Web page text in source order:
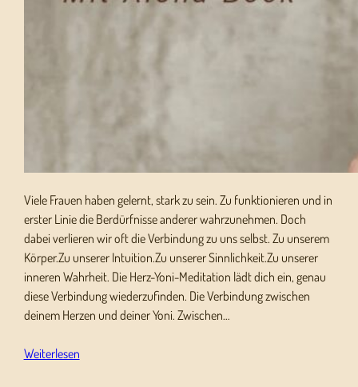
Viele Frauen haben gelernt, stark zu sein. Zu funktionieren und in
erster Linie die Berdürfnisse anderer wahrzunehmen. Doch
dabei verlieren wir oft die Verbindung zu uns selbst. Zu unserem
Körper.Zu unserer Intuition.Zu unserer Sinnlichkeit.Zu unserer
inneren Wahrheit. Die Herz-Yoni-Meditation lädt dich ein, genau
diese Verbindung wiederzufinden. Die Verbindung zwischen
deinem Herzen und deiner Yoni. Zwischen…
Weiterlesen